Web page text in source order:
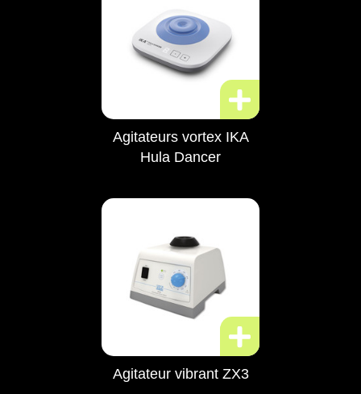
Agitateurs vortex IKA
Hula Dancer
Agitateur vibrant ZX3